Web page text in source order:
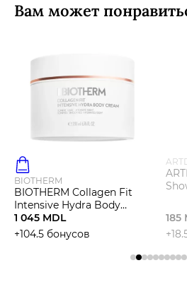
Вам может
BIOTHERM
BIOTHERM Collagen Fit
Intensive Hydra Body
Cream Крем для тела
1 045 MDL
+104.5 бонусов
185